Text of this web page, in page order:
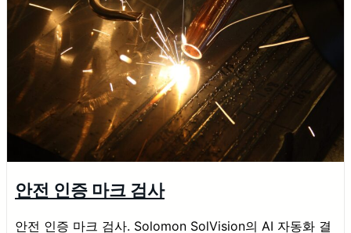
안전 인증 마크 검사
안전 인증 마크 검사. Solomon SolVision의 AI 자동화 결